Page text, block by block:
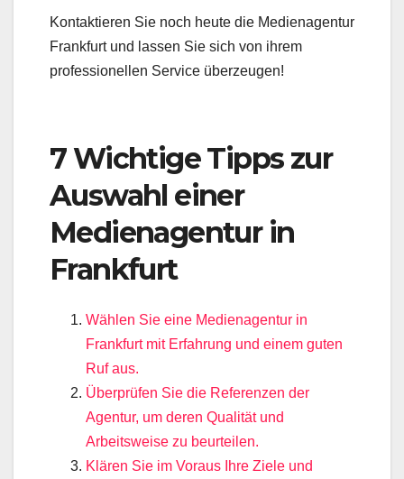
Kontaktieren Sie noch heute die Medienagentur
Frankfurt und lassen Sie sich von ihrem
professionellen Service überzeugen!
7 Wichtige Tipps zur
Auswahl einer
Medienagentur in
Frankfurt
Wählen Sie eine Medienagentur in
Frankfurt mit Erfahrung und einem guten
Ruf aus.
Überprüfen Sie die Referenzen der
Agentur, um deren Qualität und
Arbeitsweise zu beurteilen.
Klären Sie im Voraus Ihre Ziele und